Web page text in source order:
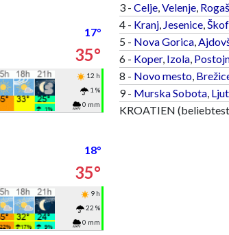
17°
35°
12 h
1 %
0 mm
18°
35°
9 h
22 %
0 mm
3 - Celje,Velenje,
4 - Kranj, Jesenice,
5 - Nova Gorica,
6 - Koper, Izola,
8 - Novo mesto,
9 - Murska Sobota,
KROATIEN